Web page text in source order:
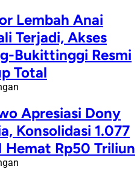
Lembah Anai
Terjadi, Akses
Bukittinggi Resmi
Total
Apresiasi Dony
Konsolidasi 1.077
Hemat Rp50 Triliun